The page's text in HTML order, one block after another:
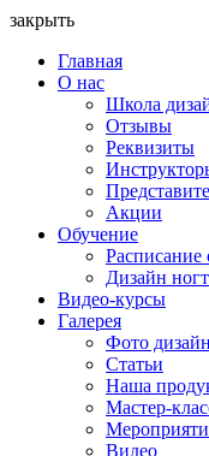
закрыть
Главная
О нас
Школа
Отзывы
Реквизиты
Акции
Обучение
Расписание
Дизайн
Видео-курсы
Галерея
Фото
Статьи
Наша
Мастер-
Видео